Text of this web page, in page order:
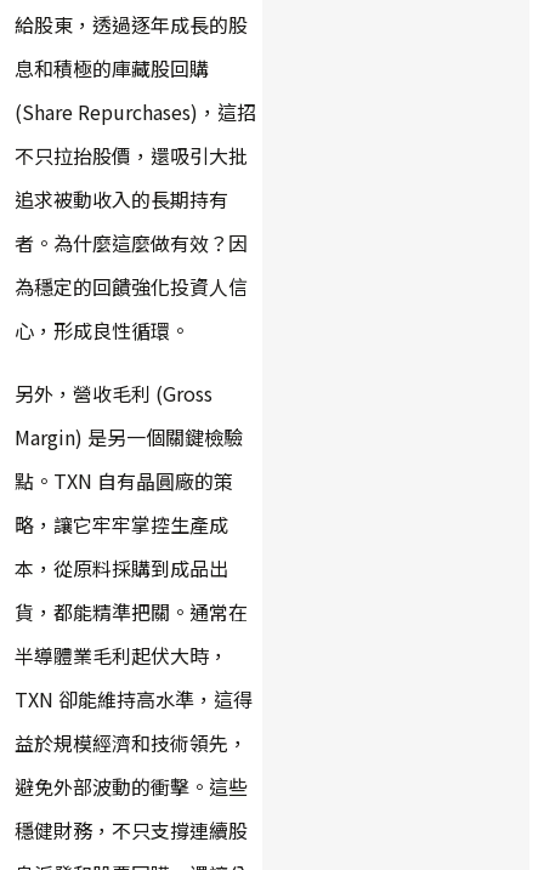
給股東，透過逐年成長的股
息和積極的庫藏股回購
(Share Repurchases)，這招
不只拉抬股價，還吸引大批
追求被動收入的長期持有
者。為什麼這麼做有效？因
為穩定的回饋強化投資人信
心，形成良性循環。
另外，營收毛利 (Gross
Margin) 是另一個關鍵檢驗
點。TXN 自有晶圓廠的策
略，讓它牢牢掌控生產成
本，從原料採購到成品出
貨，都能精準把關。通常在
半導體業毛利起伏大時，
TXN 卻能維持高水準，這得
益於規模經濟和技術領先，
避免外部波動的衝擊。這些
穩健財務，不只支撐連續股